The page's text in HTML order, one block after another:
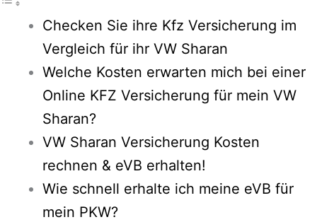
Checken Sie ihre Kfz Versicherung im
Vergleich für ihr VW Sharan
Welche Kosten erwarten mich bei einer
Online KFZ Versicherung für mein VW
Sharan?
VW Sharan Versicherung Kosten
rechnen & eVB erhalten!
Wie schnell erhalte ich meine eVB für
mein PKW?